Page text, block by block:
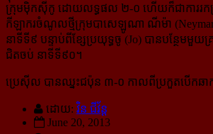
ក្រុមម៉ិកស៊ីកូ ដោយលទ្ធផល ២-០ ហើយក៏​ជា​ការរក
កីឡាករចំណូលថ្មីក្រុមបាសេឡូណា ណីម៉ា
នាទីទី៩ បន្ទាប់ពីខ្សែប្រយុទ្ធចូ (Jo) បានបន្ថែមមួ
ជិតចប់ នាទីទី៩០។
ប្រេស៊ីល បានឈ្នះជប៉ុន ៣-០ កាលពីប្រកួតបើកឆា
ដោយ: វិន ជីវ័ន្ត
June 20, 2013